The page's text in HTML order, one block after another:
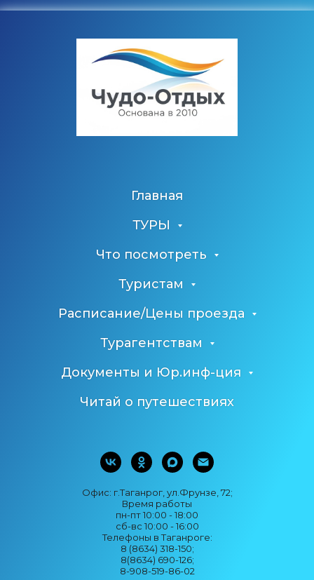
Главная
ТУРЫ
Что посмотреть
Туристам
Расписание/Цены проезда
Турагентствам
Документы и Юр.инф-ция
Читай о путешествиях
Офис: г.Таганрог, ул.Фрунзе, 72;
Время работы
пн-пт 10:00 - 18:00
сб-вс 10:00 - 16:00
Телефоны в Таганроге:
8 (8634) 318-150;
8(8634) 690-126;
8-908-519-86-02